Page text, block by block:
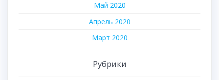
Май 2020
Апрель 2020
Март 2020
Рубрики